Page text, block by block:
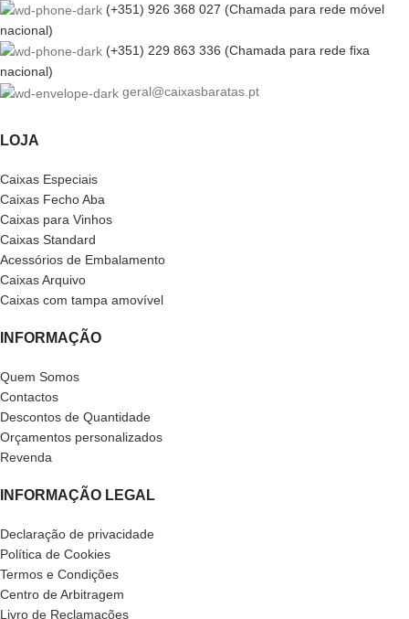
(+351) 926 368 027 (Chamada para rede móvel
nacional)
(+351) 229 863 336 (Chamada para rede fixa
nacional)
geral@caixasbaratas.pt
LOJA
Caixas Especiais
Caixas Fecho Aba
Caixas para Vinhos
Caixas Standard
Acessórios de Embalamento
Caixas Arquivo
Caixas com tampa amovível
INFORMAÇÃO
Quem Somos
Contactos
Descontos de Quantidade
Orçamentos personalizados
Revenda
INFORMAÇÃO LEGAL
Declaração de privacidade
Política de Cookies
Termos e Condições
Centro de Arbitragem
Livro de Reclamações